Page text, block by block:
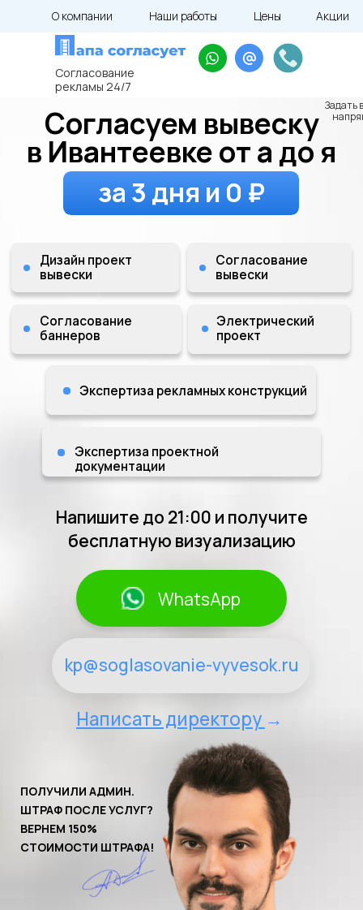
kp@soglasovanie-vyvesok.ru Калькулятор
О компании Цены
Наши работы Акции
Задать
Согласование
рекламы 24/7
Согласуем вывеску
в Ивантеевке от а до я
за 3 дня и 0 ₽
бесплатную визуализацию
kp@soglasovanie-vyvesok.ru
Генеральный директор
Написать директору→
ШТРАФ ПОСЛЕ УСЛУГ?
СТОИМОСТИ ШТРАФА!
Согласование
вывески
Экспертиза рекламных конструкций
Экспертиза проектной
документации
Утвержденные
вывески вИвантеевке